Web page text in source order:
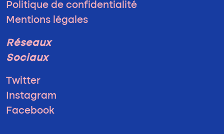
Politique de confidentialité
Mentions légales
Réseaux
Sociaux
Twitter
Instagram
Facebook